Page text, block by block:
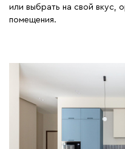
или выбрать на свой вкус,
помещения.